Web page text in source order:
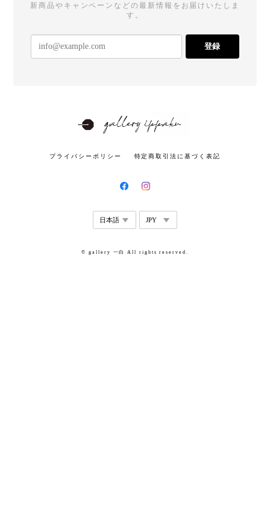
新商品やキャンペーンなどの最新情報をお届けいたしま
す。
登録
プライバシーポリシー 特定商取引法に基づく表記
© gallery 一白 All rights reserved.